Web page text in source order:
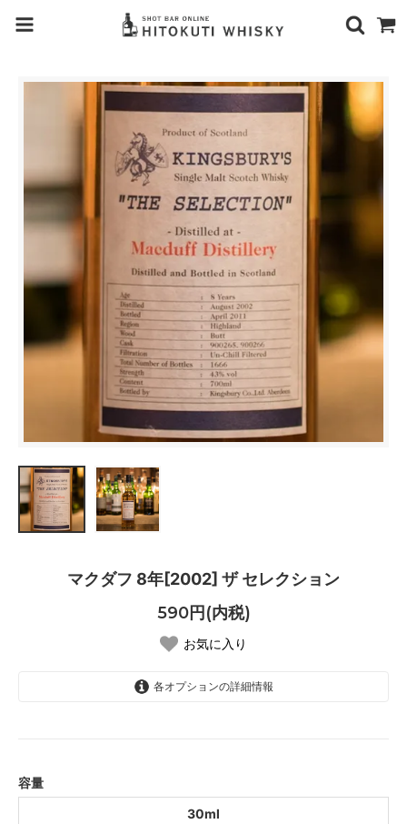
マクダフ 8年[2002] ザ セレクション
590円(内税)
お気に入り
各オプションの詳細情報
容量
30ml